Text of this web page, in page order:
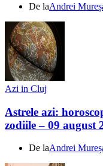
De laAndrei
Azi in Cluj
Astrele azi:
zodiile – 09 august
De laAndrei